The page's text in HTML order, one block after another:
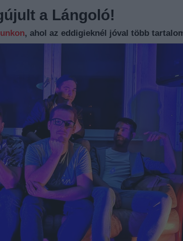
a Lángoló!
, ahol az eddigieknél jóval több